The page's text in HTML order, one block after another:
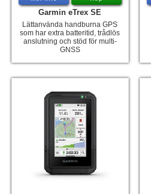
Garmin eTrex SE
Lättanvända handburna GPS
som har extra batteritid, trådlös
anslutning och stöd för multi-
GNSS